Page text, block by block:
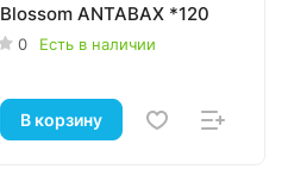
Blossom ANTABAX *120
0 Есть в наличии
В корзину